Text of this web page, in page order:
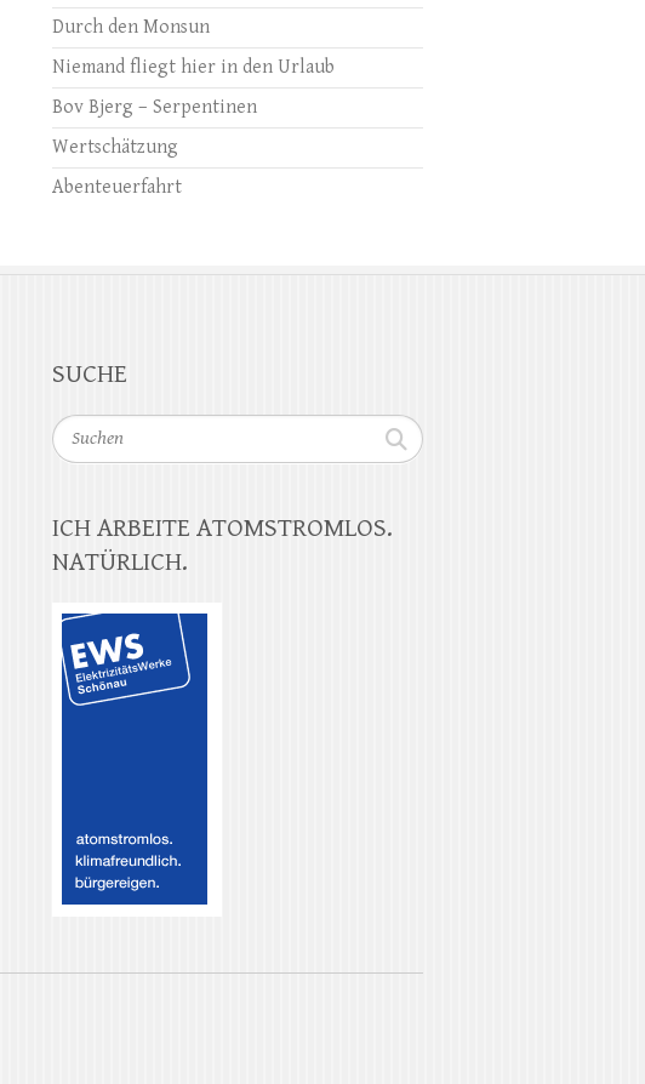
Durch den Monsun
Niemand fliegt hier in den Urlaub
Bov Bjerg – Serpentinen
Wertschätzung
Abenteuerfahrt
SUCHE
Suchen
ICH ARBEITE ATOMSTROMLOS.
NATÜRLICH.